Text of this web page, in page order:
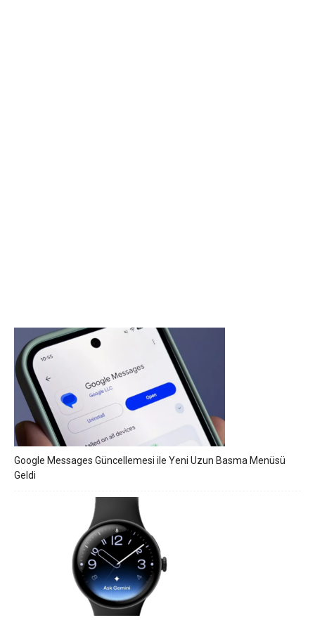
Google Messages Güncellemesi ile Yeni Uzun Basma Menüsü
Geldi